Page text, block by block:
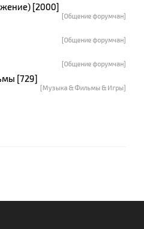
[2000]
[Общение форумчан]
[Общение форумчан]
[Общение форумчан]
[729]
[Музыка & Фильмы & Игры]